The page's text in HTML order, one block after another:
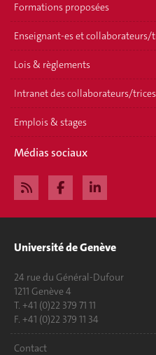
Formations proposées
Enseignant-es et collaborateurs/
Lois & règlements
Intranet des collaborateurs/trices
Emplois & stages
Médias sociaux
Université de Genève
24 rue du Général-Dufour
1211 Genève 4
T. +41 (0)22 379 71 11
F. +41 (0)22 379 11 34
Contact